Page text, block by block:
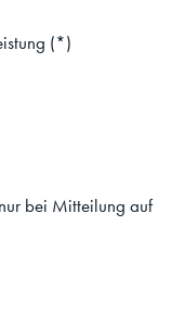
(*)
bei Mitteilung auf